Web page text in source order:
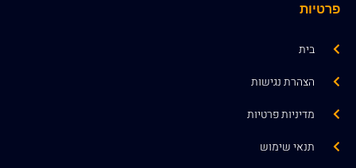
פרטיות
בית
הצהרת נגישות
מדיניות פרטיות
תנאי שימוש